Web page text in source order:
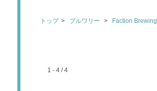
トップ ブルワリー Faction Brewing
1 - 4 / 4